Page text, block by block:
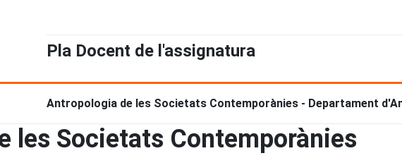
Pla Docent de l'assignatura
Antropologia de les Societats Contemporànies - Departament
les Societats Contemporànies